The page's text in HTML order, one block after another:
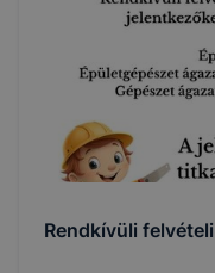
Rendkívüli